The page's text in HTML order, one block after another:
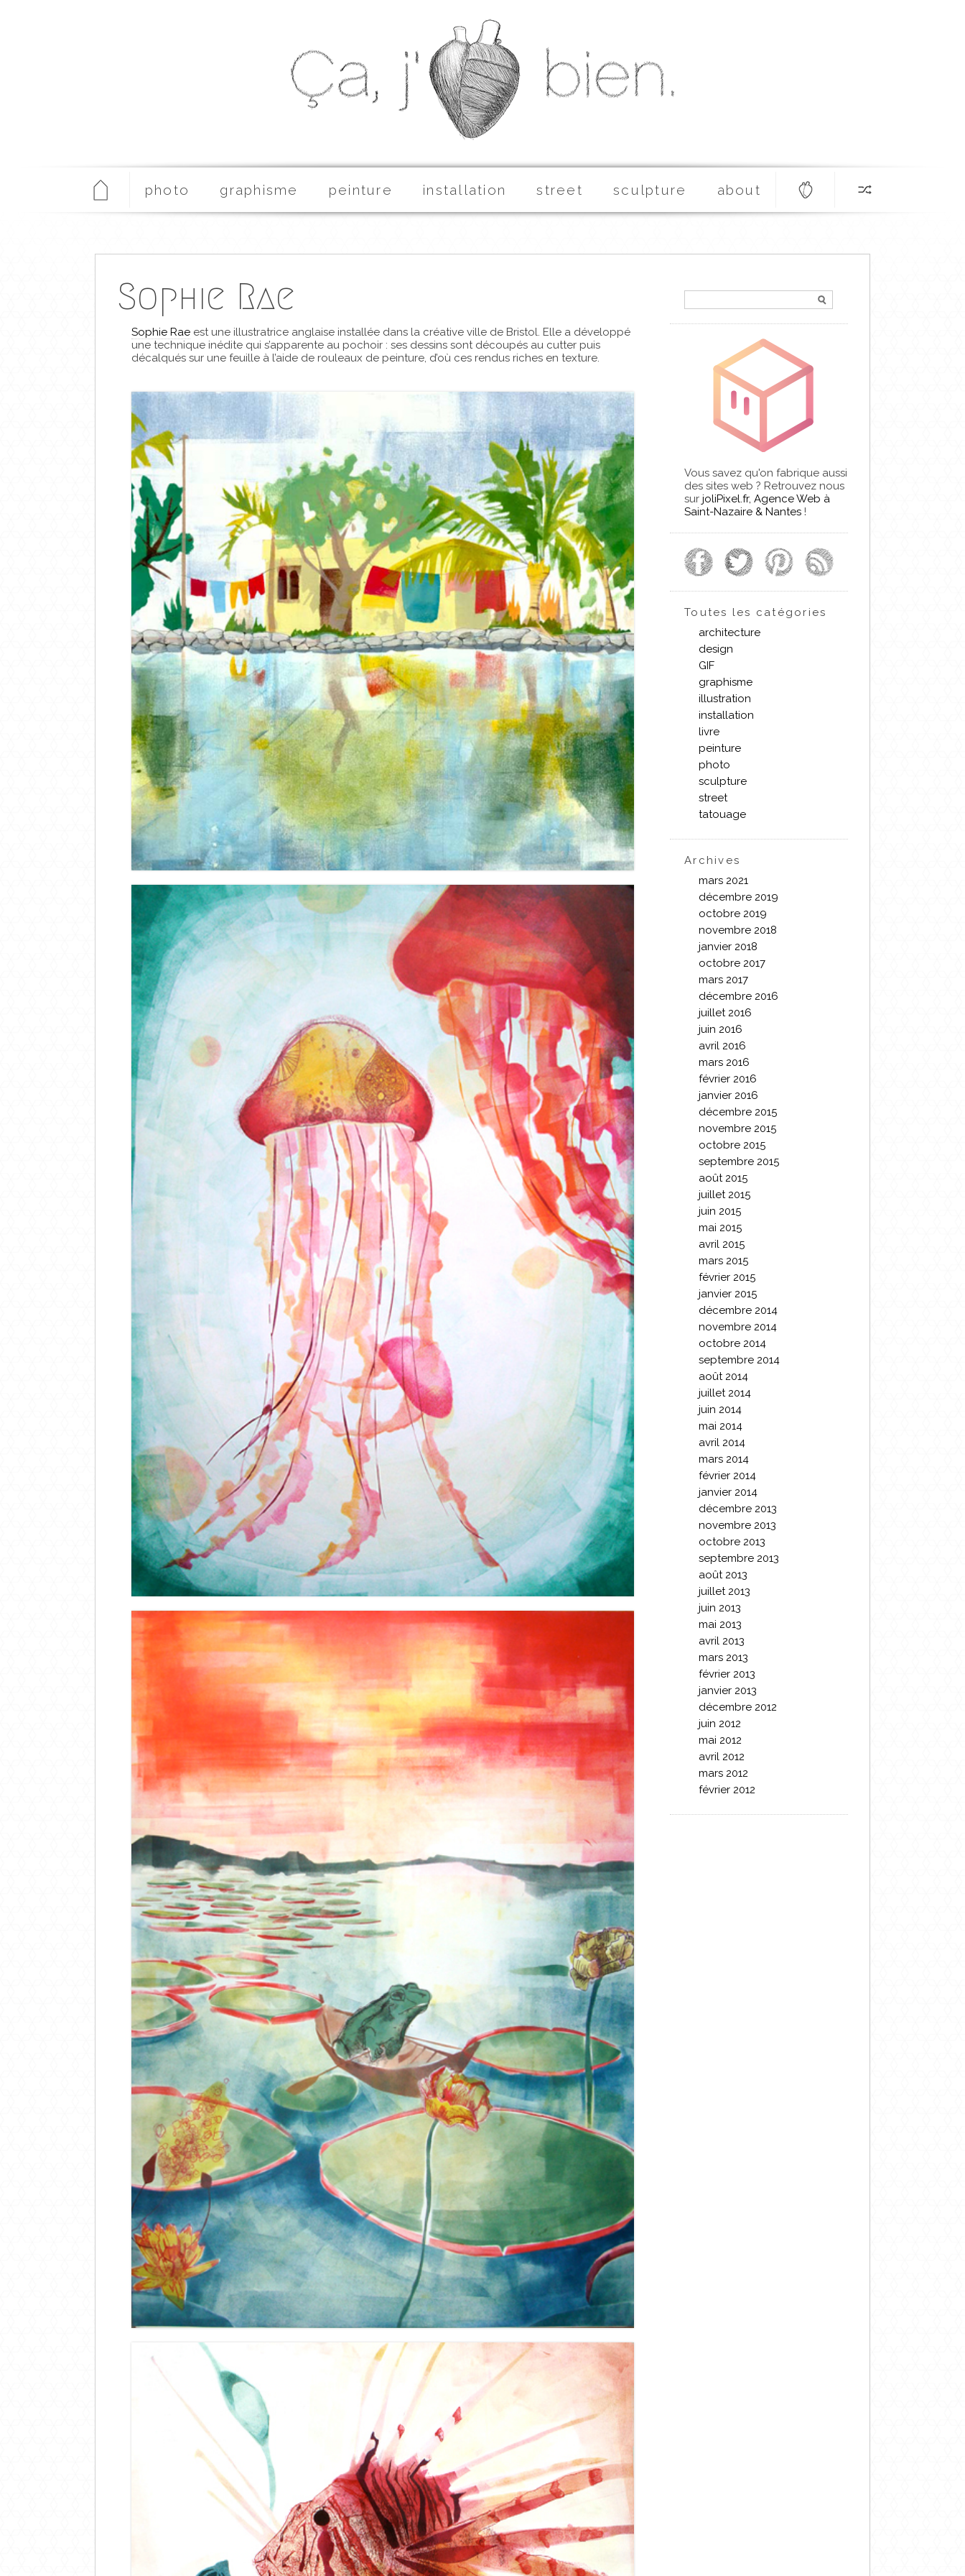
photo graphisme peinture installation street sculpture about
Sophie Rae
Sophie Rae est une illustratrice anglaise installée dans la créative ville de Bristol. Elle a développé
une technique inédite qui s’apparente au pochoir : ses dessins sont découpés au cutter puis
décalqués sur une feuille à l’aide de rouleaux de peinture, d’où ces rendus riches en texture.
Vous savez qu'on fabrique aussi
des sites web ? Retrouvez nous
sur joliPixel.fr, Agence Web à
Saint-Nazaire & Nantes !
Toutes les catégories
architecture
design
GIF
graphisme
illustration
installation
livre
peinture
photo
sculpture
street
tatouage
Archives
mars 2021
décembre 2019
octobre 2019
novembre 2018
janvier 2018
octobre 2017
mars 2017
décembre 2016
juillet 2016
juin 2016
avril 2016
mars 2016
février 2016
janvier 2016
décembre 2015
novembre 2015
octobre 2015
septembre 2015
août 2015
juillet 2015
juin 2015
mai 2015
avril 2015
mars 2015
février 2015
janvier 2015
décembre 2014
novembre 2014
octobre 2014
septembre 2014
août 2014
juillet 2014
juin 2014
mai 2014
avril 2014
mars 2014
février 2014
janvier 2014
décembre 2013
novembre 2013
octobre 2013
septembre 2013
août 2013
juillet 2013
juin 2013
mai 2013
avril 2013
mars 2013
février 2013
janvier 2013
décembre 2012
juin 2012
mai 2012
avril 2012
mars 2012
février 2012